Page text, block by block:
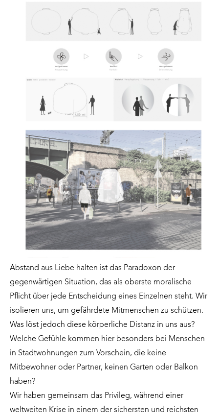
Abstand aus Liebe halten ist das Paradoxon der
gegenwärtigen Situation, das als oberste moralische
Pflicht über jede Entscheidung eines Einzelnen steht. Wir
isolieren uns, um gefährdete Mitmenschen zu schützen.
Was löst jedoch diese körperliche Distanz in uns aus?
Welche Gefühle kommen hier besonders bei Menschen
in Stadtwohnungen zum Vorschein, die keine
Mitbewohner oder Partner, keinen Garten oder Balkon
haben?
Wir haben gemeinsam das Privileg, während einer
weltweiten Krise in einem der sichersten und reichsten